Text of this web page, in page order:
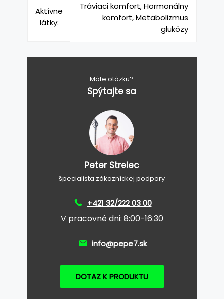
Aktívne
látky:
Tráviaci komfort, Hormonálny
komfort, Metabolizmus
glukózy
Máte otázku?
Spýtajte sa
Peter Strelec
špecialista zákazníckej podpory
+421 32/222 03 00
V pracovné dni: 8:00-16:30
info@pepe7.sk
DOTAZ K PRODUKTU